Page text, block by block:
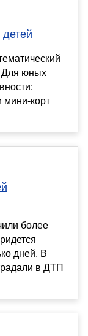
Для юных
мини-корт
более
дней. В
в ДТП